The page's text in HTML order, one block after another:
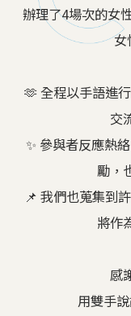
辦理了4場次的女
女
🫶 全程以手語進
交
✨ 參與者反應熱
勵，
📌 我們也蒐集到
將作
感
用雙手